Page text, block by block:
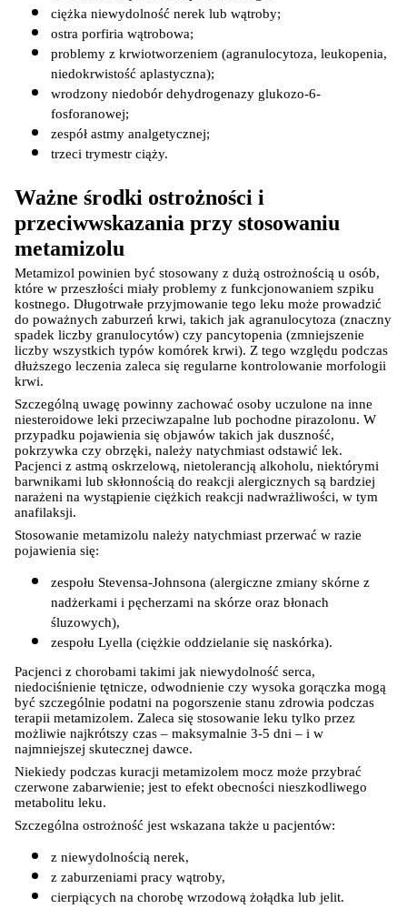
ciężka niewydolność nerek lub wątroby;
ostra porfiria wątrobowa;
problemy z krwiotworzeniem (agranulocytoza, leukopenia,
niedokrwistość aplastyczna);
wrodzony niedobór dehydrogenazy glukozo-6-
fosforanowej;
zespół astmy analgetycznej;
trzeci trymestr ciąży.
Ważne środki ostrożności i
przeciwwskazania przy stosowaniu
metamizolu
Metamizol powinien być stosowany z dużą ostrożnością u osób,
które w przeszłości miały problemy z funkcjonowaniem szpiku
kostnego. Długotrwałe przyjmowanie tego leku może prowadzić
do poważnych zaburzeń krwi, takich jak agranulocytoza (znaczny
spadek liczby granulocytów) czy pancytopenia (zmniejszenie
liczby wszystkich typów komórek krwi). Z tego względu podczas
dłuższego leczenia zaleca się regularne kontrolowanie morfologii
krwi.
Szczególną uwagę powinny zachować osoby uczulone na inne
niesteroidowe leki przeciwzapalne lub pochodne pirazolonu. W
przypadku pojawienia się objawów takich jak duszność,
pokrzywka czy obrzęki, należy natychmiast odstawić lek.
Pacjenci z astmą oskrzelową, nietolerancją alkoholu, niektórymi
barwnikami lub skłonnością do reakcji alergicznych są bardziej
narażeni na wystąpienie ciężkich reakcji nadwrażliwości, w tym
anafilaksji.
Stosowanie metamizolu należy natychmiast przerwać w razie
pojawienia się:
zespołu Stevensa-Johnsona (alergiczne zmiany skórne z
nadżerkami i pęcherzami na skórze oraz błonach
śluzowych),
zespołu Lyella (ciężkie oddzielanie się naskórka).
Pacjenci z chorobami takimi jak niewydolność serca,
niedociśnienie tętnicze, odwodnienie czy wysoka gorączka mogą
być szczególnie podatni na pogorszenie stanu zdrowia podczas
terapii metamizolem. Zaleca się stosowanie leku tylko przez
możliwie najkrótszy czas – maksymalnie 3-5 dni – i w
najmniejszej skutecznej dawce.
Niekiedy podczas kuracji metamizolem mocz może przybrać
czerwone zabarwienie; jest to efekt obecności nieszkodliwego
metabolitu leku.
Szczególna ostrożność jest wskazana także u pacjentów:
z niewydolnością nerek,
z zaburzeniami pracy wątroby,
cierpiących na chorobę wrzodową żołądka lub jelit.